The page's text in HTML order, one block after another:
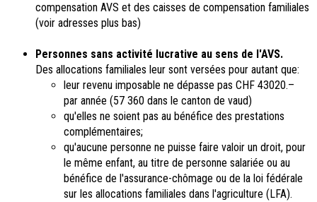
compensation AVS et des caisses de compensation familiales
(voir adresses plus bas)
Personnes sans activité lucrative au sens de l'AVS.
Des allocations familiales leur sont versées pour autant que:
leur revenu imposable ne dépasse pas CHF 43020.–
par année (57 360 dans le canton de vaud)
qu'elles ne soient pas au bénéfice des prestations
complémentaires;
qu'aucune personne ne puisse faire valoir un droit, pour
le même enfant, au titre de personne salariée ou au
bénéfice de l'assurance-chômage ou de la loi fédérale
sur les allocations familiales dans l'agriculture (LFA).